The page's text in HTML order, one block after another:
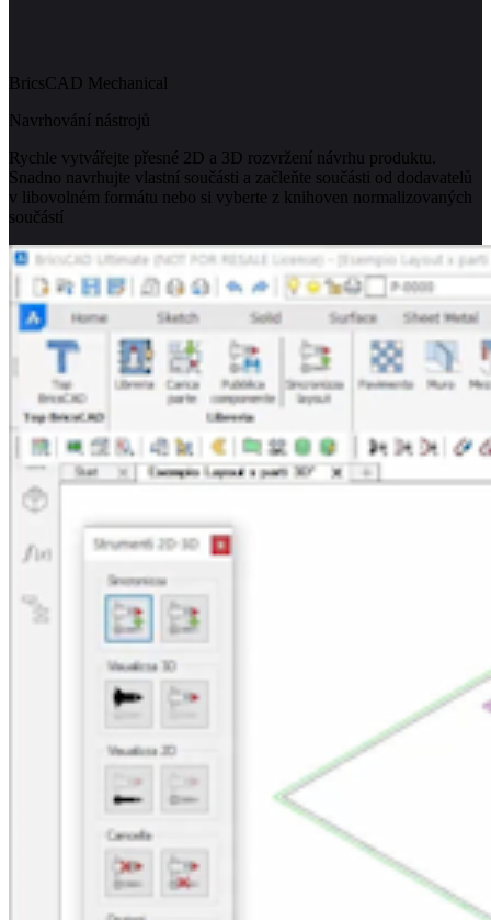
BricsCAD Mechanical
Navrhování nástrojů
Rychle vytvářejte přesné 2D a 3D rozvržení návrhu produktu.
Snadno navrhujte vlastní součásti a začleňte součásti od dodavatelů
v libovolném formátu nebo si vyberte z knihoven normalizovaných
součástí